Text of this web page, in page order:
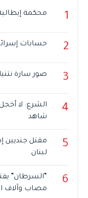
1 محكمة
2 حسابات
3 صور سارة
4
الشرع: لا
شاهد
5
مقتل جنديين
لبنان
6
مصاب وآلاف